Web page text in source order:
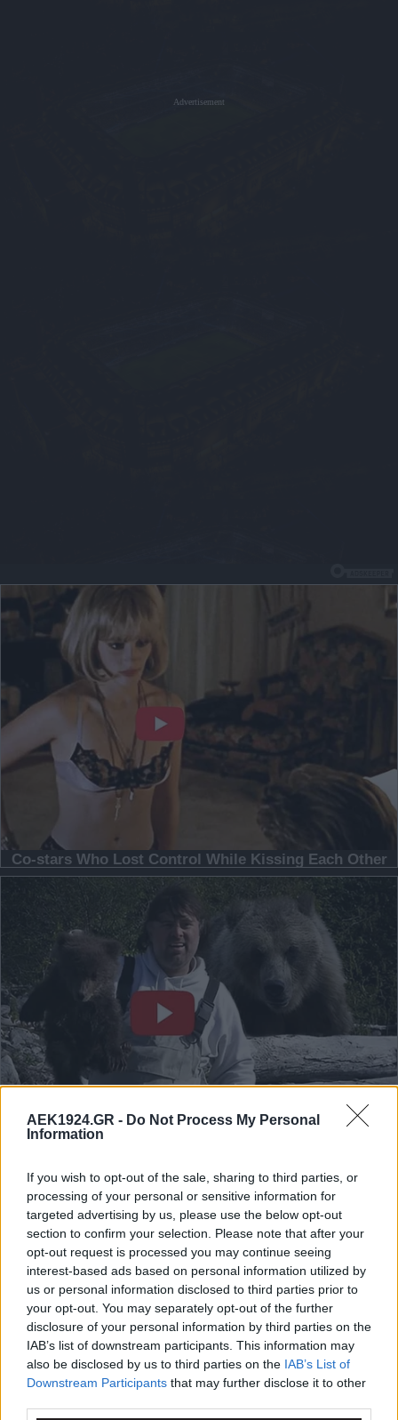
AEK1924.GR - Do Not Process My Personal
Information
If you wish to opt-out of the sale, sharing to third parties, or
processing of your personal or sensitive information for
targeted advertising by us, please use the below opt-out
section to confirm your selection. Please note that after your
opt-out request is processed you may continue seeing
interest-based ads based on personal information utilized by
us or personal information disclosed to third parties prior to
your opt-out. You may separately opt-out of the further
disclosure of your personal information by third parties on the
IAB’s list of downstream participants. This information may
also be disclosed by us to third parties on the IAB’s List of
Downstream Participants that may further disclose it to other
Advertisement